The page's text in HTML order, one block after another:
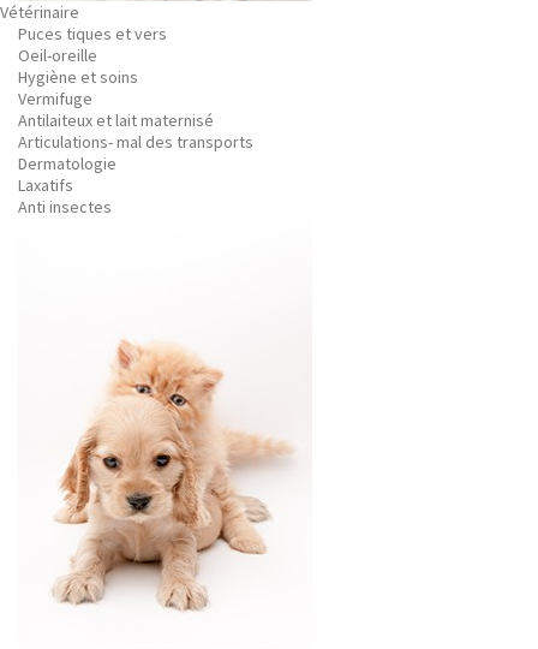
Vétérinaire
Puces tiques et vers
Oeil-oreille
Hygiène et soins
Vermifuge
Antilaiteux et lait maternisé
Articulations- mal des transports
Dermatologie
Laxatifs
Anti insectes